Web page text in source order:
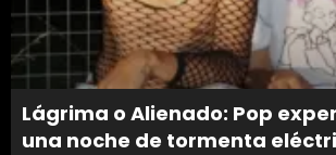
Lágrima o Alienado: Pop
una noche de tormenta